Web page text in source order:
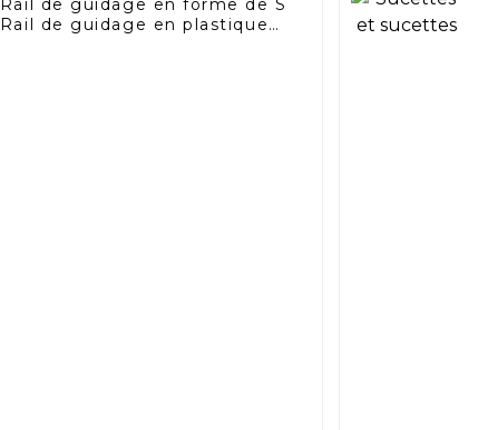
Rail de guidage en forme de S
Rail de guidage en plastique